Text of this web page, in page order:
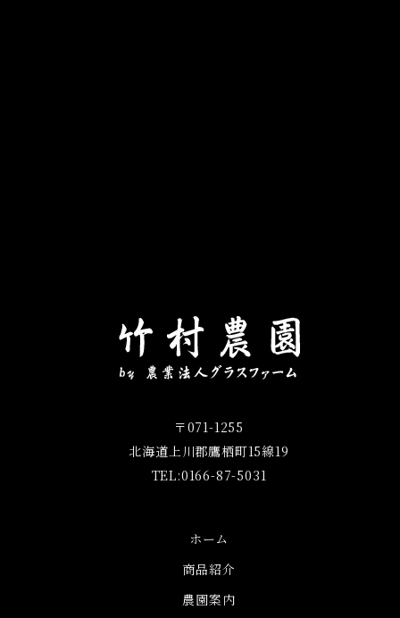
〒071-1255
北海道上川郡鷹栖町15線19
TEL:0166-87-5031
ホーム
商品紹介
農園案内